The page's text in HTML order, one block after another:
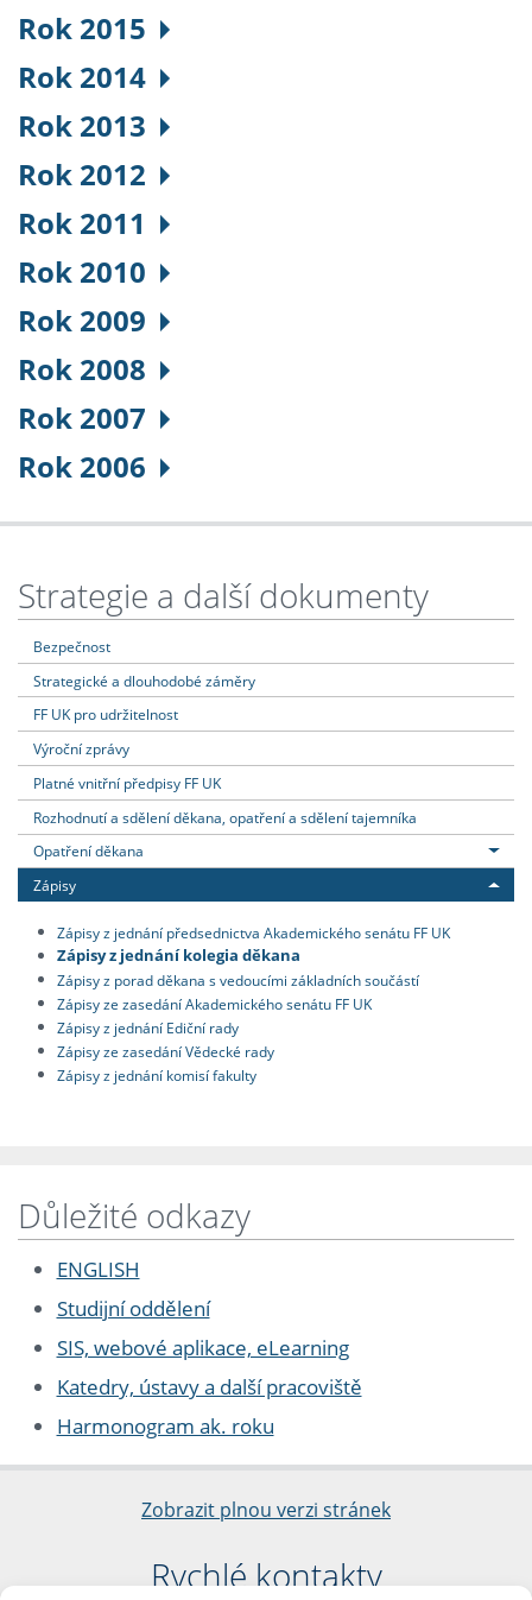
Rok 2015
Rok 2014
Rok 2013
Rok 2012
Rok 2011
Rok 2010
Rok 2009
Rok 2008
Rok 2007
Rok 2006
Strategie a další dokumenty
Bezpečnost
Strategické a dlouhodobé záměry
FF UK pro udržitelnost
Výroční zprávy
Platné vnitřní předpisy FF UK
Rozhodnutí a sdělení děkana, opatření a sdělení tajemníka
Opatření děkana
Zápisy
Zápisy z jednání předsednictva Akademického senátu FF UK
Zápisy z jednání kolegia děkana
Zápisy z porad děkana s vedoucími základních součástí
Zápisy ze zasedání Akademického senátu FF UK
Zápisy z jednání Ediční rady
Zápisy ze zasedání Vědecké rady
Zápisy z jednání komisí fakulty
Důležité odkazy
ENGLISH
Studijní oddělení
SIS, webové aplikace, eLearning
Katedry, ústavy a další pracoviště
Harmonogram ak. roku
Zobrazit plnou verzi stránek
Rychlé kontakty